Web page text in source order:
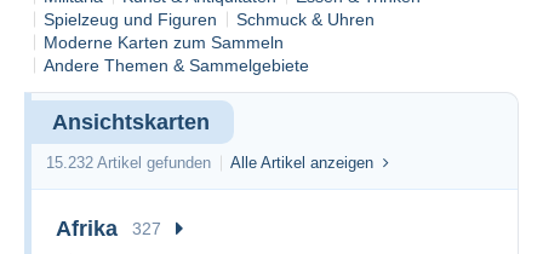
Spielzeug und Figuren
Schmuck & Uhren
Moderne Karten zum Sammeln
Andere Themen & Sammelgebiete
Ansichtskarten
15.232 Artikel gefunden Alle Artikel anzeigen
Afrika 327